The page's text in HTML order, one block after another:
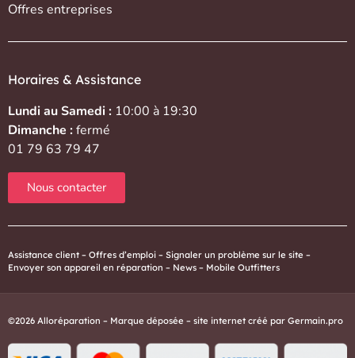
Offres entreprises
Horaires & Assistance
Lundi au Samedi : 10:00 à 19:30
Dimanche :fermé
01 79 63 79 47
Nous contacter
Assistance client – Offres d’emploi – Signaler un problème sur le site –
Envoyer son appareil en réparation – News – Mobile Outfitters
©2026 Alloréparation – Marque déposée – site internet créé par Germain.pro